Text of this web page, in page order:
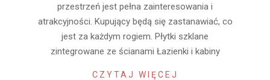
przestrzeń jest pełna zainteresowania i
atrakcyjności. Kupujący będą się zastanawiać, co
jest za każdym rogiem. Płytki szklane
zintegrowane ze ścianami Łazienki i kabiny
CZYTAJ WIĘCEJ